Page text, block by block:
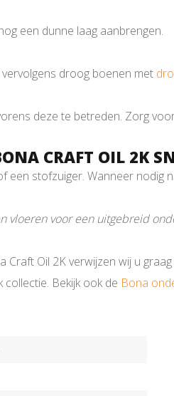
een dunne laag aanbrengen.
droog boenen met
deze te betreden. Zorg
CRAFT OIL 2K
een stofzuiger. Wanneer nodig
vloeren voor een uitgebreid
Oil 2K verwijzen wij u
Bekijk ook de Bona